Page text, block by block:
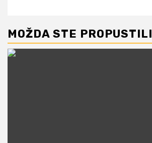
MOŽDA STE PROPUSTILI